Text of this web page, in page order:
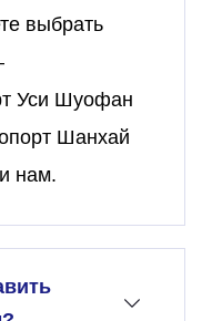
выбрать
Уси Шуофан
Шанхай
нам.